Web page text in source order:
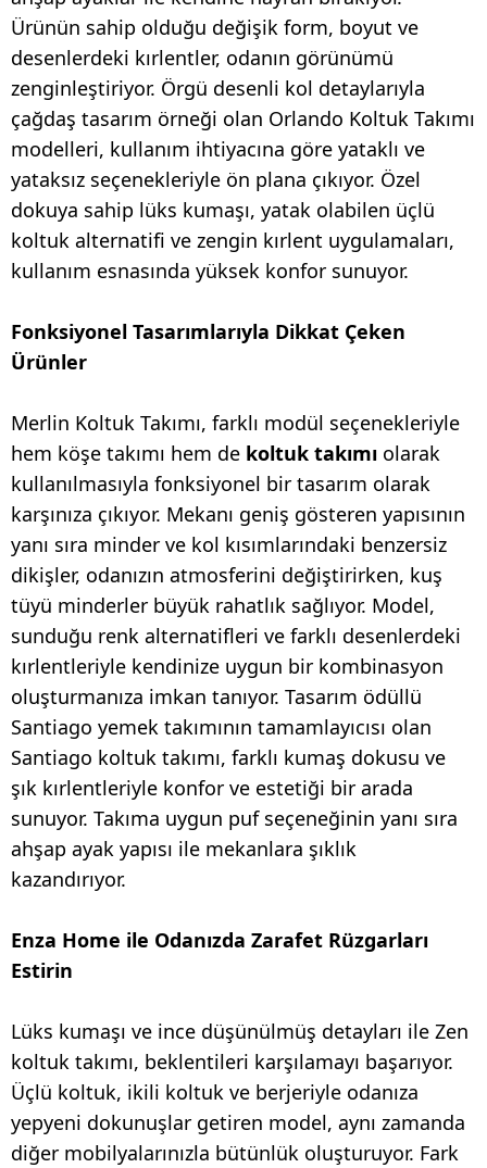
Ürünün sahip olduğu değişik form, boyut ve
desenlerdeki kırlentler, odanın görünümü
zenginleştiriyor. Örgü desenli kol detaylarıyla
çağdaş tasarım örneği olan Orlando Koltuk Takımı
modelleri, kullanım ihtiyacına göre yataklı ve
yataksız seçenekleriyle ön plana çıkıyor. Özel
dokuya sahip lüks kumaşı, yatak olabilen üçlü
koltuk alternatifi ve zengin kırlent uygulamaları,
kullanım esnasında yüksek konfor sunuyor.
Fonksiyonel Tasarımlarıyla Dikkat Çeken
Ürünler
Merlin Koltuk Takımı, farklı modül seçenekleriyle
hem köşe takımı hem de koltuk takımı olarak
kullanılmasıyla fonksiyonel bir tasarım olarak
karşınıza çıkıyor. Mekanı geniş gösteren yapısının
yanı sıra minder ve kol kısımlarındaki benzersiz
dikişler, odanızın atmosferini değiştirirken, kuş
tüyü minderler büyük rahatlık sağlıyor. Model,
sunduğu renk alternatifleri ve farklı desenlerdeki
kırlentleriyle kendinize uygun bir kombinasyon
oluşturmanıza imkan tanıyor. Tasarım ödüllü
Santiago yemek takımının tamamlayıcısı olan
Santiago koltuk takımı, farklı kumaş dokusu ve
şık kırlentleriyle konfor ve estetiği bir arada
sunuyor. Takıma uygun puf seçeneğinin yanı sıra
ahşap ayak yapısı ile mekanlara şıklık
kazandırıyor.
Enza Home ile Odanızda Zarafet Rüzgarları
Estirin
Lüks kumaşı ve ince düşünülmüş detayları ile Zen
koltuk takımı, beklentileri karşılamayı başarıyor.
Üçlü koltuk, ikili koltuk ve berjeriyle odanıza
yepyeni dokunuşlar getiren model, aynı zamanda
diğer mobilyalarınızla bütünlük oluşturuyor. Fark